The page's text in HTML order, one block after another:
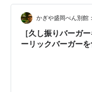
を一週間夕食に食べて
リスでだ。それ考えた
味はいつものことだ
やっぱりニンニクガー
かぎや盛岡べん別館
［久し振りバーガ
ーリックバーガー